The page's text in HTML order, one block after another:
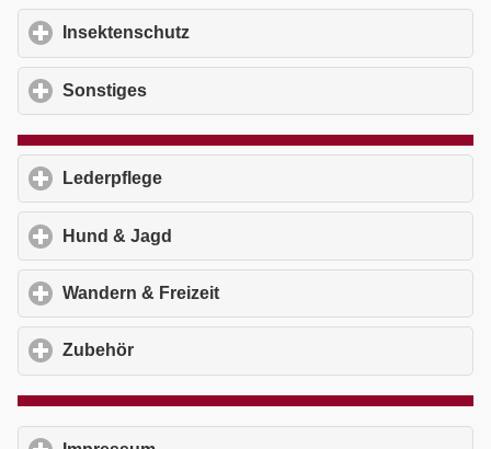
Insektenschutz
Sonstiges
Lederpflege
Hund & Jagd
Wandern & Freizeit
Zubehör